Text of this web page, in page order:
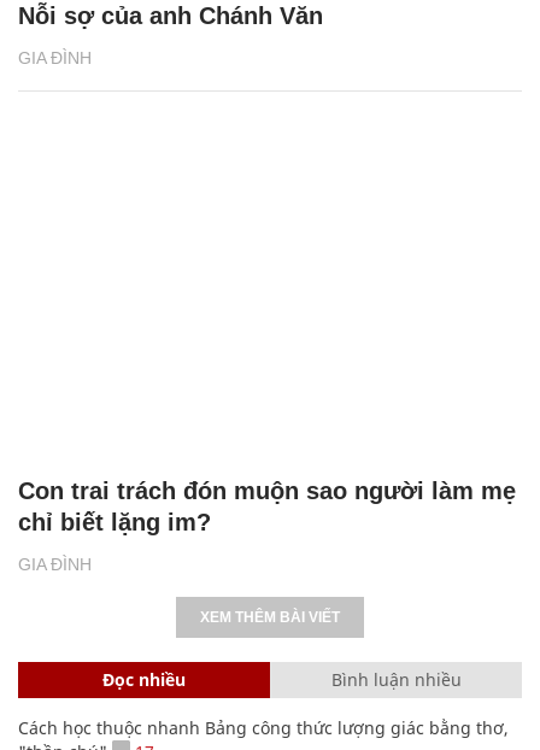
GIA ĐÌNH
Nỗi sợ của anh Chánh Văn
GIA ĐÌNH
Con trai trách đón muộn sao người làm mẹ
chỉ biết lặng im?
XEM THÊM BÀI VIẾT
Đọc nhiều Bình luận nhiều
Cách học thuộc nhanh Bảng công thức lượng giác bằng thơ,